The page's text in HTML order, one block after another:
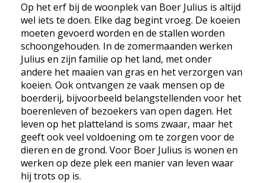
Op het erf bij de woonplek van Boer Julius is altijd
wel iets te doen. Elke dag begint vroeg. De koeien
moeten gevoerd worden en de stallen worden
schoongehouden. In de zomermaanden werken
Julius en zijn familie op het land, met onder
andere het maaien van gras en het verzorgen van
koeien. Ook ontvangen ze vaak mensen op de
boerderij, bijvoorbeeld belangstellenden voor het
boerenleven of bezoekers van open dagen. Het
leven op het platteland is soms zwaar, maar het
geeft ook veel voldoening om te zorgen voor de
dieren en de grond. Voor Boer Julius is wonen en
werken op deze plek een manier van leven waar
hij trots op is.